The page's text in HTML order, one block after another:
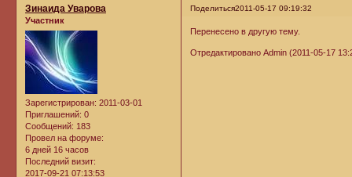
Поделиться2011-05-17 09:19:32
Зинаида Уварова
Участник
Зарегистрирован: 2011-03-01
Приглашений: 0
Сообщений: 183
Провел на форуме:
6 дней 16 часов
Последний визит:
2017-09-21 07:13:53
Перенесено в другую тему.
Отредактировано Admin (2011-05-17